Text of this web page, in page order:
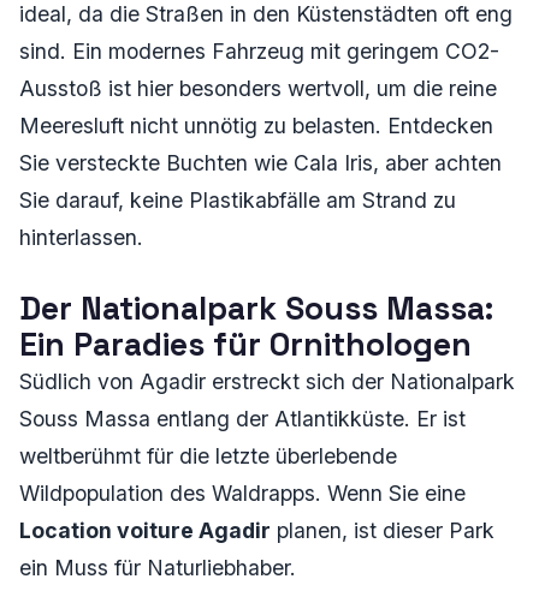
ideal, da die Straßen in den Küstenstädten oft eng
sind. Ein modernes Fahrzeug mit geringem CO2-
Ausstoß ist hier besonders wertvoll, um die reine
Meeresluft nicht unnötig zu belasten. Entdecken
Sie versteckte Buchten wie Cala Iris, aber achten
Sie darauf, keine Plastikabfälle am Strand zu
hinterlassen.
Der Nationalpark Souss Massa:
Ein Paradies für Ornithologen
Südlich von Agadir erstreckt sich der Nationalpark
Souss Massa entlang der Atlantikküste. Er ist
weltberühmt für die letzte überlebende
Wildpopulation des Waldrapps. Wenn Sie eine
Location voiture Agadir planen, ist dieser Park
ein Muss für Naturliebhaber.